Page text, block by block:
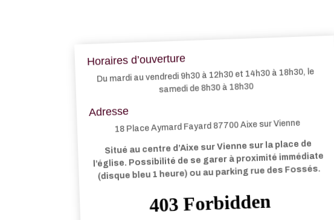
Horaires d’ouverture
Du mardi au vendredi 9h30 à 12h30 et 14h30 à 18h30, le
samedi de 8h30 à 18h30
Adresse
18 Place Aymard Fayard 87700 Aixe sur Vienne
Situé au centre d’Aixe sur Vienne sur la place de
l’église. Possibilité de se garer à proximité immédiate
(disque bleu 1 heure) ou au parking rue des Fossés.